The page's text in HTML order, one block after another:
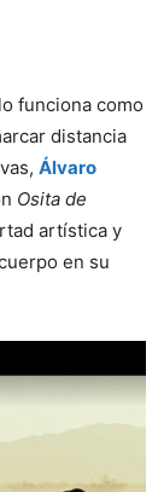
funciona como
distancia
Álvaro
Osita de
artística y
en su